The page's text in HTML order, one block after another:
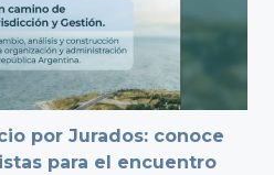
por Jurados: conoce
para el encuentro